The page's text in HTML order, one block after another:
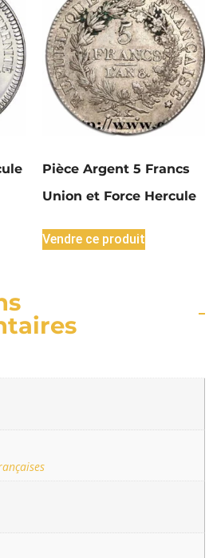
Pièce Argent 5 Francs
Union et Force Hercule
Vendre ce produit